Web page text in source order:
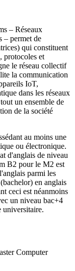
– Réseaux
– permet de
qui constituent
protocoles et
le réseau collectif
la communication
IoT,
dans les réseaux
un ensemble de
de la société
au moins une
ou électronique.
d'anglais de niveau
B2 pour le M2 est
parmi les
en anglais
ceci est néanmoins
un niveau bac+4
universitaire.
Computer